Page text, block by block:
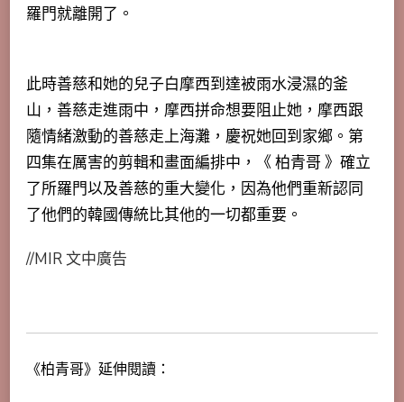
羅門就離開了。
此時善慈和她的兒子白摩西到達被雨水浸濕的釜
山，善慈走進雨中，摩西拼命想要阻止她，摩西跟
隨情緒激動的善慈走上海灘，慶祝她回到家鄉。第
四集在厲害的剪輯和畫面編排中，《 柏青哥 》確立
了所羅門以及善慈的重大變化，因為他們重新認同
了他們的韓國傳統比其他的一切都重要。
//MIR 文中廣告
《柏青哥》延伸閱讀：